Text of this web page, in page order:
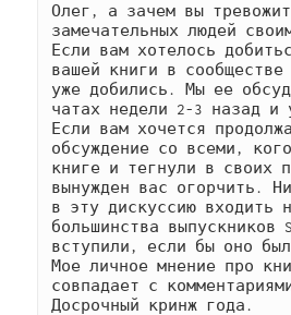
Олег, а зачем вы
замечательных людей
Если вам хотелось
вашей книги в
уже добились. Мы ее
чатах недели 2-3 назад и
Если вам хочется
обсуждение со всеми,
книге и тегнули в своих
вынужден вас огорчить.
в эту дискуссию входить
большинства выпускников
вступили, если бы оно
Мое личное мнение про
совпадает с
Досрочный кринж года.